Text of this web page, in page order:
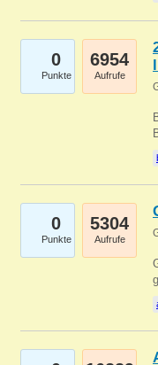
0
Punkte
6954
Aufrufe
0
Punkte
5304
Aufrufe